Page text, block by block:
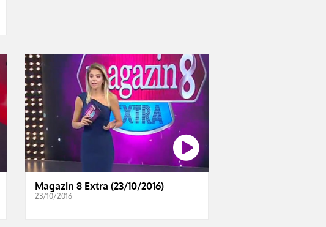
Magazin 8 Extra (23/10/2016)
23/10/2016